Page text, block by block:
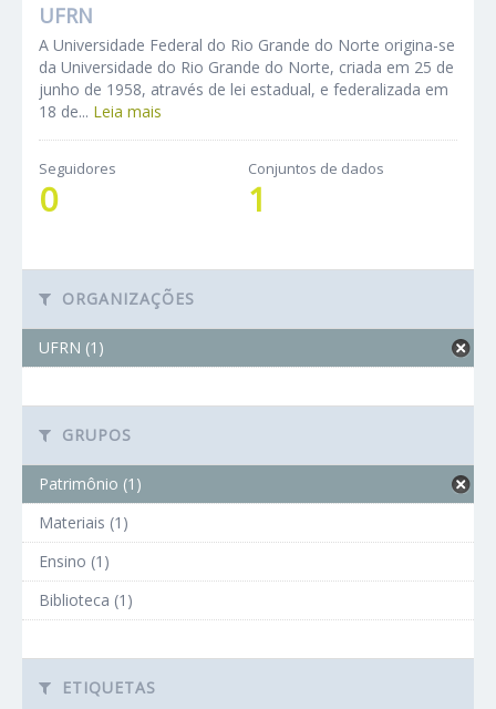
UFRN
A Universidade Federal do Rio Grande do Norte origina-se
da Universidade do Rio Grande do Norte, criada em 25 de
junho de 1958, através de lei estadual, e federalizada em
18 de... Leia mais
Seguidores
0
Conjuntos de dados
1
ORGANIZAÇÕES
UFRN (1)
GRUPOS
Patrimônio (1)
Materiais (1)
Ensino (1)
Biblioteca (1)
ETIQUETAS